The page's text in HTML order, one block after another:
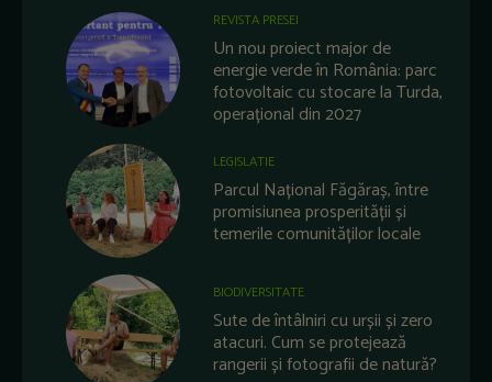
REVISTA PRESEI
Un nou proiect major de
energie verde în România: parc
fotovoltaic cu stocare la Turda,
operațional din 2027
LEGISLATIE
Parcul Național Făgăraș, între
promisiunea prosperității și
temerile comunităților locale
BIODIVERSITATE
Sute de întâlniri cu urșii și zero
atacuri. Cum se protejează
rangerii și fotografii de natură?